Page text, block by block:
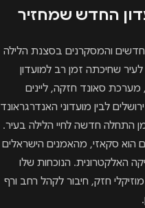
המועדון החדש שמחזיר
החדשים והמסקרנים בסצנת הלילה
שחיכתה זמן רב למועדון
מערכת סאונד חזקה, ליינים
לבין מועדוני האנדרגראונד
הוא סקאזי, מהאמנים הישראלים
האלקטרונית. הנוכחות שלו
מוסיפה לבויילר 02 אופי מוזיקלי חזק, חיבור לקהל רחב ורף